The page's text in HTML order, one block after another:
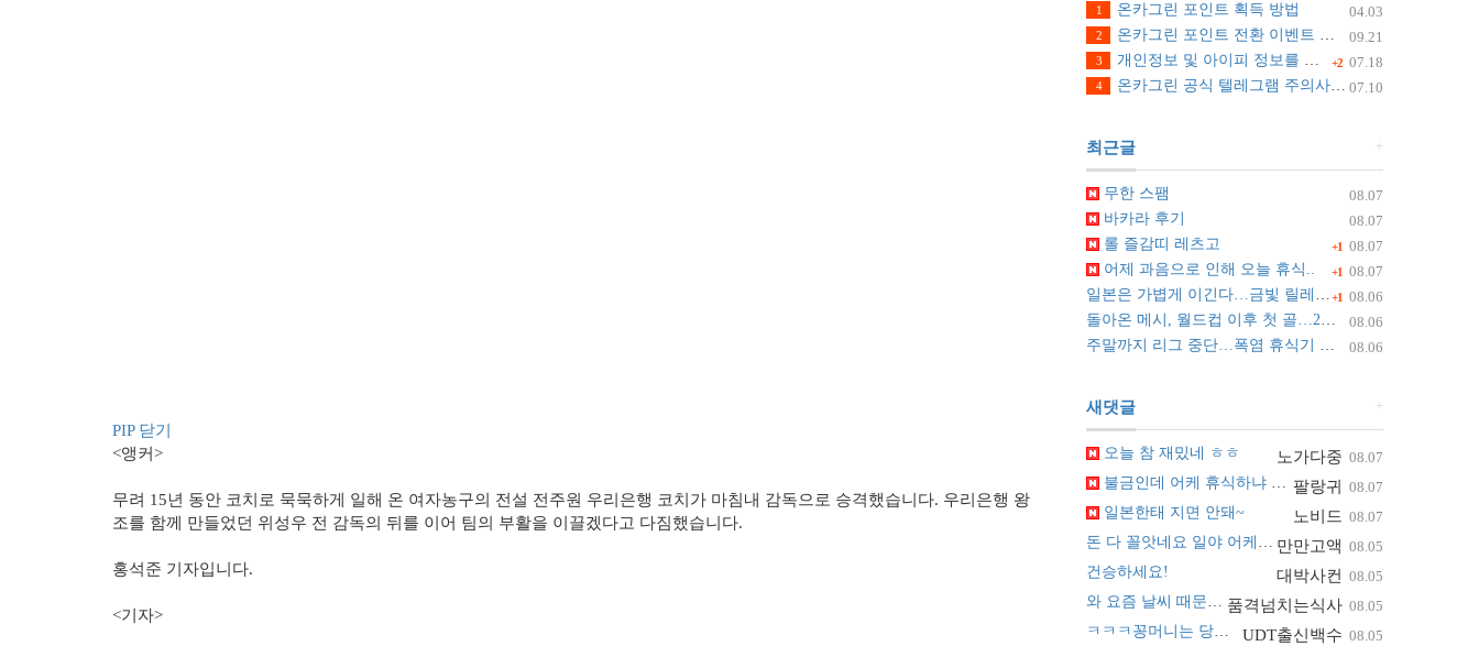
PIP 닫기
<앵커>
무려 15년 동안 코치로 묵묵하게 일해 온 여자농구의 전설 전주원 우리은행 코치가 마침내 감독으로 승격했습니다. 우리은행 왕
조를 함께 만들었던 위성우 전 감독의 뒤를 이어 팀의 부활을 이끌겠다고 다짐했습니다.
홍석준 기자입니다.
<기자>
04.03
1
온카그린 포인트 획득 방법
09.21
2 온카그린 포인트 전환 이벤트 안내
+2 07.18
3
개인정보 및 아이피 정보를 수집하지 않습니다.
07.10
4 온카그린 공식 텔레그램 주의사항 안내
+
최근글
08.07
무한 스팸
08.07
바카라 후기
+1 08.07
롤 즐감띠 레츠고
+1 08.07
어제 과음으로 인해 오늘 휴식..
+1 08.06
일본은 가볍게 이긴다…금빛 릴레이 자신
08.06
돌아온 메시, 월드컵 이후 첫 골…2골 1도움 원맨쇼
08.06
주말까지 리그 중단…폭염 휴식기 도입도 검토
+
새댓글
노가다중 08.07
오늘 참 재밌네 ㅎㅎ
팔랑귀 08.07
불금인데 어케 휴식하냐 ㅋㅋ
노비드 08.07
일본한태 지면 안돼~
만만고액 08.05
돈 다 꼴앗네요 일야 어케 맞추나요 ㅠ
대박사컨 08.05
건승하세요!
품격넘치는식사 08.05
와 요즘 날씨 때문에 진짜 난리네요~
UDT출신백수 08.05
ㅋㅋㅋ꽁머니는 당해도 괜찮아요